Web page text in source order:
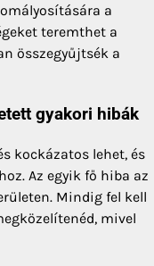
a
teremthet a
összegyűjtsék a
gyakori hibák
kockázatos lehet, és
Az egyik fő hiba az
Mindig fel kell
mivel